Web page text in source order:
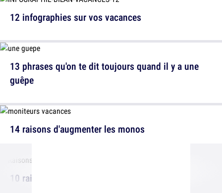
12 infographies sur vos vacances
14 raisons d'augmenter les monos
13 phrases qu'on te dit toujours quand il y a une
guêpe
10 raisons de porter des Birkenstock